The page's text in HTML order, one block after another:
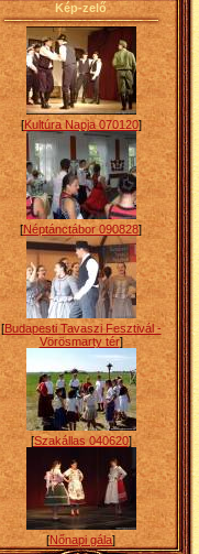
Kép-zelő
[Kultúra Napja 070120]
[Néptánctábor 090828]
[Budapesti Tavaszi Fesztivál -
Vörösmarty tér]
[Szakállas 040620]
[Nőnapi gála]